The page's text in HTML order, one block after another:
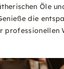
Öle
die
professionellen